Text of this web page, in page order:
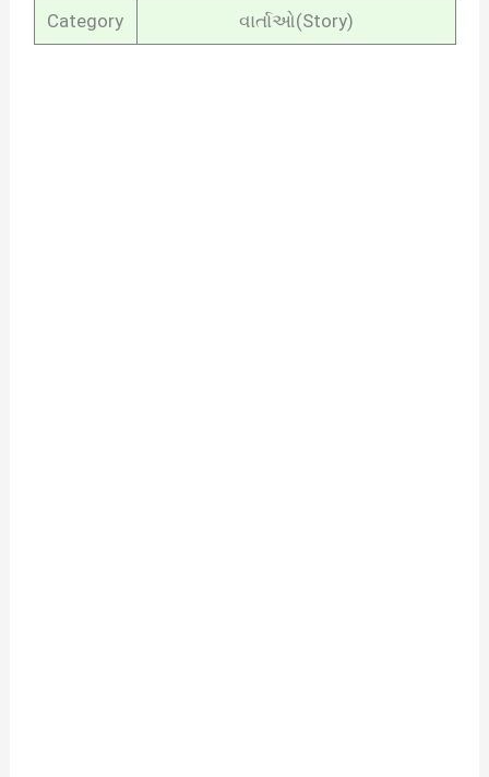
Category વાર્તાઓ(Story)